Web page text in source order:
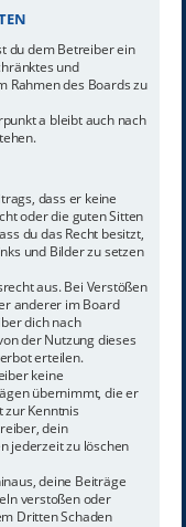
du dem Betreiber ein
und
Rahmen des Boards zu
a bleibt auch nach
dass er keine
oder die guten Sitten
du das Recht besitzt,
und Bilder zu setzen
aus. Bei Verstößen
anderer im Board
dich nach
der Nutzung dieses
erteilen.
keine
übernimmt, die er
zur Kenntnis
dein
jederzeit zu löschen
deine Beiträge
verstoßen oder
Dritten Schaden